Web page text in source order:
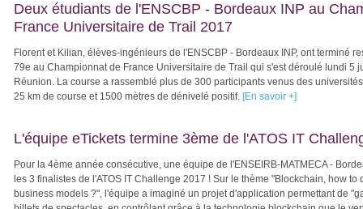
Deux étudiants de l'ENSCBP - Bordeaux INP au
France Universitaire de Trail 2017
Florent et Kilian, élèves-ingénieurs de l'ENSCBP - Bordeaux INP, ont terminé
79e au Championnat de France Universitaire de Trail qui s'est déroulé lundi 5
Réunion. La course a rassemblé plus de 300 participants venus des
25 km de course et 1500 mètres de dénivelé positif. [En savoir +]
L'équipe eTickets termine 3ème de l'ATOS IT
Pour la 4ème année consécutive, une équipe de l'ENSEIRB-MATMECA -
les 3 finalistes de l'ATOS IT Challenge 2017 ! Sur le thème "Blockchain, how to
business models ?", l'équipe a imaginé un projet d'application permettant de